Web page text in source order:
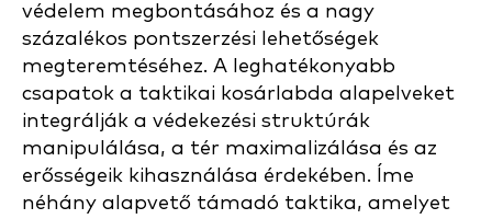
védelem megbontásához és a nagy
százalékos pontszerzési lehetőségek
megteremtéséhez. A leghatékonyabb
csapatok a taktikai kosárlabda alapelveket
integrálják a védekezési struktúrák
manipulálása, a tér maximalizálása és az
erősségeik kihasználása érdekében. Íme
néhány alapvető támadó taktika, amelyet